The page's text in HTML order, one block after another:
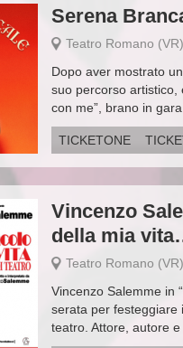
Serena
Teatro Romano (VR)
Dopo aver mostrato
suo percorso artistico,
con me”, brano in
TICKETONE
Vincenzo
della mia
Teatro Romano (VR)
Vincenzo Salemme in
serata per festeggiare
teatro. Attore, autore e